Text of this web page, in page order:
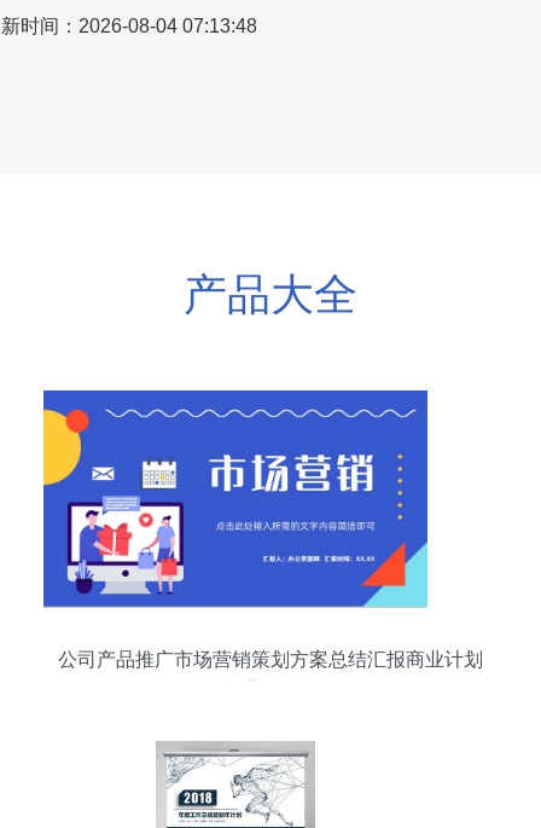
时间：2026-08-04 07:13:48
产品大全
公司产品推广市场营销策划方案总结汇报商业计划